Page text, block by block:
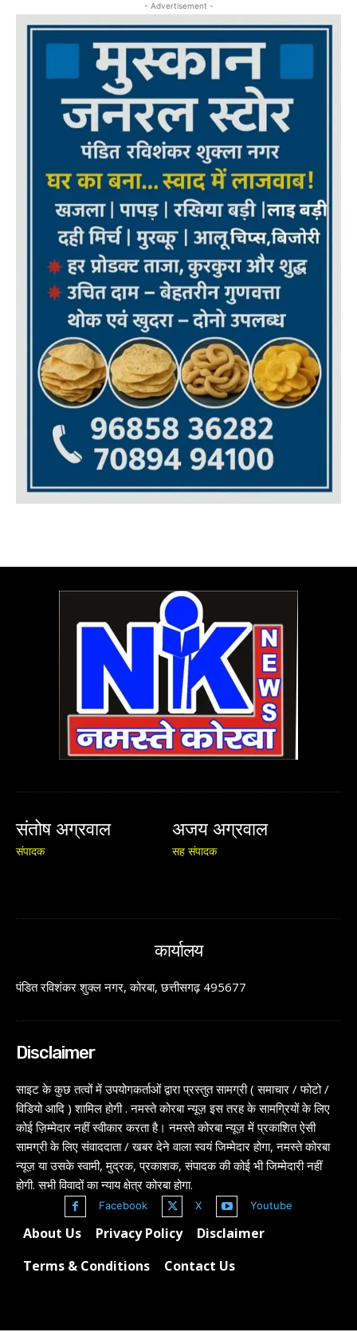
- Advertisement -
संतोष अग्रवाल
संपादक
अजय अग्रवाल
सह संपादक
कार्यालय
पंडित रविशंकर शुक्ल नगर, कोरबा, छत्तीसगढ़ 495677
Disclaimer
साइट के कुछ तत्वों में उपयोगकर्ताओं द्वारा प्रस्तुत सामग्री ( समाचार / फोटो /
विडियो आदि ) शामिल होगी . नमस्ते कोरबा न्यूज़ इस तरह के सामग्रियों के लिए
कोई ज़िम्मेदार नहीं स्वीकार करता है। नमस्ते कोरबा न्यूज़ में प्रकाशित ऐसी
सामग्री के लिए संवाददाता / खबर देने वाला स्वयं जिम्मेदार होगा, नमस्ते कोरबा
न्यूज़ या उसके स्वामी, मुद्रक, प्रकाशक, संपादक की कोई भी जिम्मेदारी नहीं
होगी. सभी विवादों का न्याय क्षेत्र कोरबा होगा.
Facebook X Youtube
About Us Privacy Policy
Disclaimer
Terms & Conditions
Contact Us